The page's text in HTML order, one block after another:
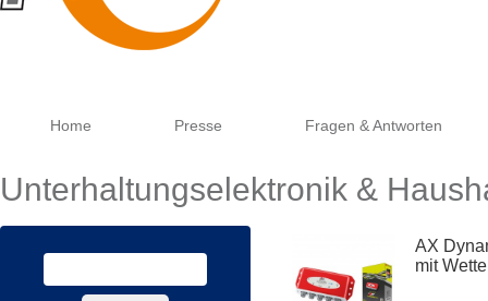
Home Presse Fragen & Antworten
Unterhaltungselektronik &
AX
mit